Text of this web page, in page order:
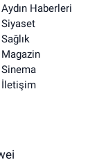
Aydın Haberleri
Siyaset
Sağlık
Magazin
Sinema
İletişim